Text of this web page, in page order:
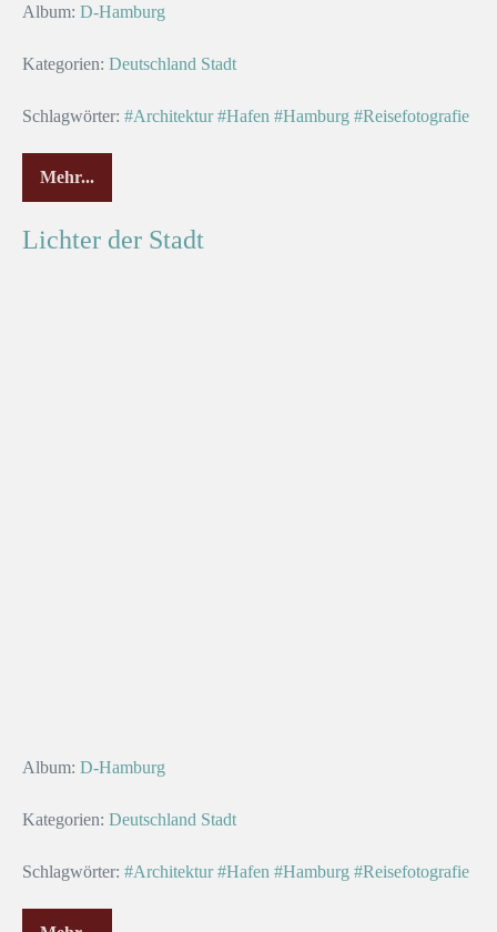
Album: D-Hamburg
Kategorien: Deutschland Stadt
Schlagwörter: #Architektur #Hafen #Hamburg #Reisefotografie
Mehr...
Lichter der Stadt
Album: D-Hamburg
Kategorien: Deutschland Stadt
Schlagwörter: #Architektur #Hafen #Hamburg #Reisefotografie